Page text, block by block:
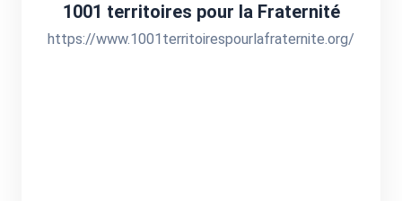
1001 territoires pour la Fraternité
https://www.1001territoirespourlafraternite.org/